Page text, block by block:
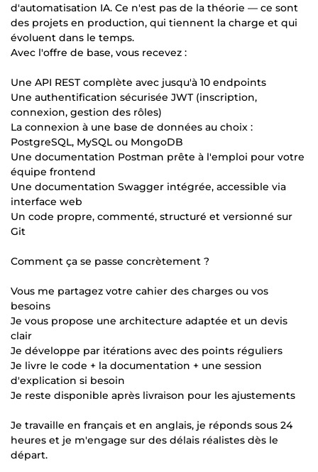
d'automatisation IA. Ce n'est pas de la théorie — ce sont
des projets en production, qui tiennent la charge et qui
évoluent dans le temps.
Avec l'offre de base, vous recevez :
Une API REST complète avec jusqu'à 10 endpoints
Une authentification sécurisée JWT (inscription,
connexion, gestion des rôles)
La connexion à une base de données au choix :
PostgreSQL, MySQL ou MongoDB
Une documentation Postman prête à l'emploi pour votre
équipe frontend
Une documentation Swagger intégrée, accessible via
interface web
Un code propre, commenté, structuré et versionné sur
Git
Comment ça se passe concrètement ?
Vous me partagez votre cahier des charges ou vos
besoins
Je vous propose une architecture adaptée et un devis
clair
Je développe par itérations avec des points réguliers
Je livre le code + la documentation + une session
d'explication si besoin
Je reste disponible après livraison pour les ajustements
Je travaille en français et en anglais, je réponds sous 24
heures et je m'engage sur des délais réalistes dès le
départ.